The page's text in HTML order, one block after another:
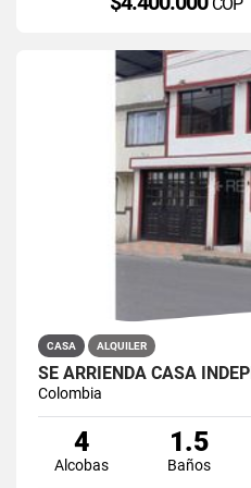
CASA ALQUILER
Colombia
4
Alcobas
1.5
Baños